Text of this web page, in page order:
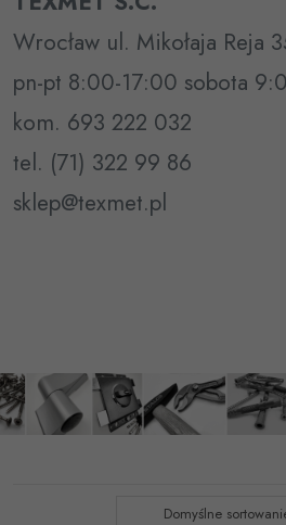
Wrocław ul. Mikołaja Reja
pn-pt 8:00-17:00 sobota
kom. 693 222 032
tel. (71) 322 99 86
sklep@texmet.pl
Domyślne